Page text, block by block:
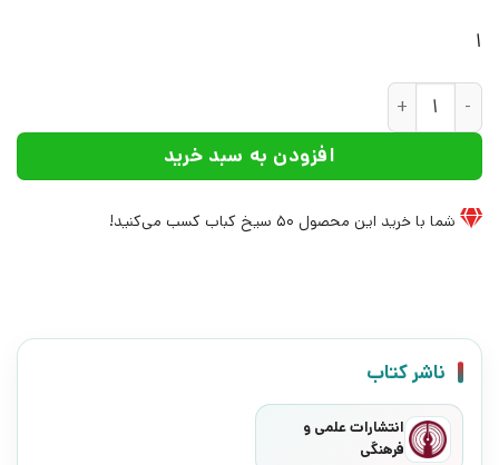
1
کتاب گایکو | انتشارات علمی و فرهنگی عدد
افزودن به سبد خرید
شما با خرید این محصول 50 سیخ کباب کسب می‌کنید!
ناشر کتاب
انتشارات علمی و
فرهنگی